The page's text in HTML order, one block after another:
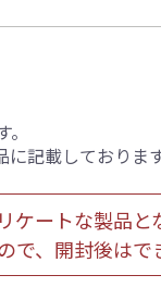
記載しておりま
ートな製品と
、開封後はで